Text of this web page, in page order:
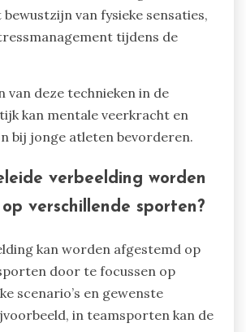
in dat succesvolle uitkomsten
wat atleten helpt om
bevorderen
kunnen voor competities
Lichaamsverkenningen
tijdens de
kan mentale veerkracht en
bij jonge atleten bevorderen.
verbeelding worden